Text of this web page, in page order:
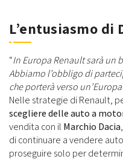
L’entusiasmo di
“In Europa Renault sarà un
Abbiamo l’obbligo di
che porterà verso
Nelle strategie di Renault,
scegliere delle auto a
vendita con il Marchio Dacia
di continuare a vendere
proseguire solo per